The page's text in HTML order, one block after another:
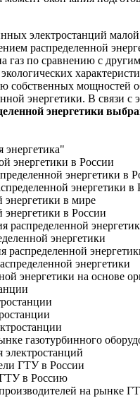
электростанций
распределенной
газ по сравнению с
собственных мощностей
энергетики. В связи с
энергетики
энергетика"
энергетики в России
энергетики в
энергетики в
энергетики в мире
энергетики в России
распределенной
энергетики
распределенной
энергетики
энергетики на основе
газотурбинного
ГТУ в России
в Россию
на рынке